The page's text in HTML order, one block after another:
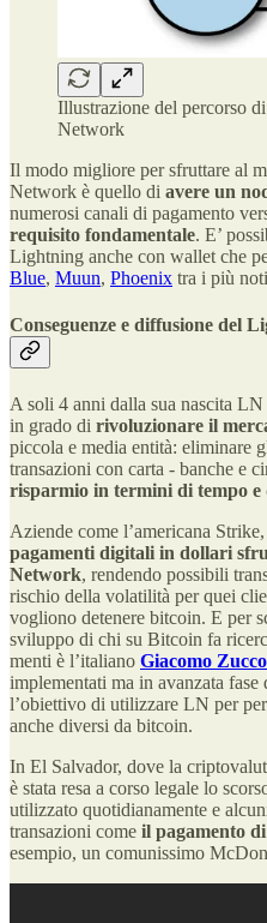
Illustrazione del percorso
Network
Il modo migliore per sfruttare al
Network è quello di avere un
numerosi canali di pagamento
requisito fondamentale. E’
Lightning anche con wallet che
Blue, Muun, Phoenix tra i più
Conseguenze e diffusione del
A soli 4 anni dalla sua nascita
in grado di rivoluzionare il
piccola e media entità: eliminare
transazioni con carta - banche e
risparmio in termini di tempo e
Aziende come l’americana
pagamenti digitali in dollari
Network, rendendo possibili
rischio della volatilità per quei
vogliono detenere bitcoin. E per
sviluppo di chi su Bitcoin fa
menti è l’italiano Giacomo Zucco
implementati ma in avanzata
l’obiettivo di utilizzare LN per
anche diversi da bitcoin.
In El Salvador, dove la
è stata resa a corso legale lo
utilizzato quotidianamente e
transazioni come il pagamento
esempio, un comunissimo